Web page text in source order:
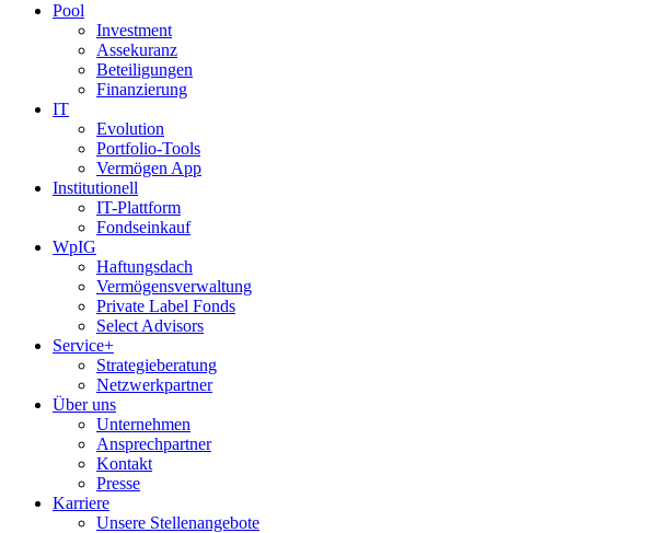
Pool
Investment
Assekuranz
Beteiligungen
Finanzierung
IT
Evolution
Portfolio-Tools
Vermögen App
Institutionell
IT-Plattform
Fondseinkauf
WpIG
Haftungsdach
Vermögensverwaltung
Private Label Fonds
Select Advisors
Service+
Strategieberatung
Netzwerkpartner
Über uns
Unternehmen
Ansprechpartner
Kontakt
Presse
Karriere
Unsere Stellenangebote